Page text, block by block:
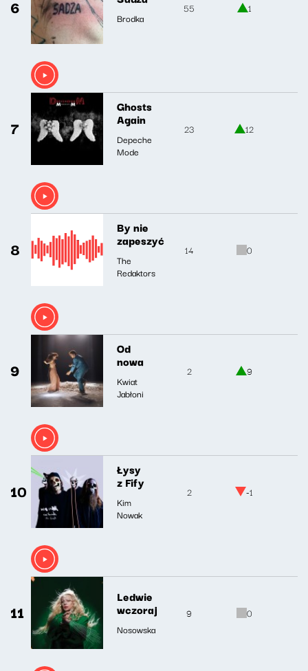
6 Brodka
55 1
7
Ghosts
Again
Depeche
Mode
23 12
8
By nie
zapeszyć
The
Redaktors
14 0
9
Od
nowa
Kwiat
Jabłoni
2 9
10
Łysy
z Fify
Kim
Nowak
2 -1
11
Ledwie
wczoraj
Nosowska
9 0